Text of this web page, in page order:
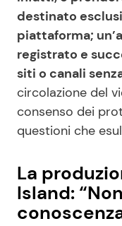
destinato
piattaforma;
registrato e
siti o canali
circolazione del
consenso dei
questioni che
La
Island: